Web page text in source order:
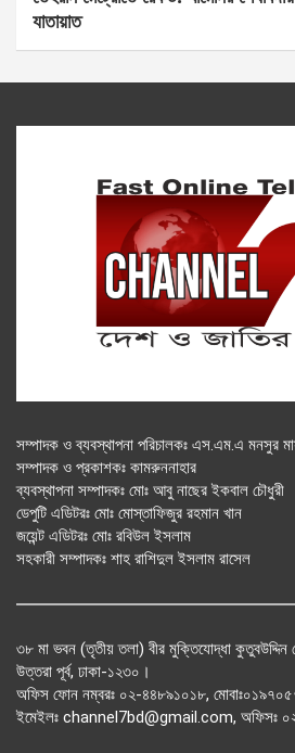
যাতায়াত
সম্পাদক ও ব্যবস্থাপনা পরিচালকঃ এস.এম.এ মনসুর
সম্পাদক ও প্রকাশকঃ কামরুননাহার
ব্যবস্থাপনা সম্পাদকঃ মোঃ আবু নাছের ইকবাল চৌধুরী
ডেপুটি এডিটরঃ মোঃ মোস্তাফিজুর রহমান খান
জয়েন্ট এডিটরঃ মোঃ রবিউল ইসলাম
সহকারী সম্পাদকঃ শাহ রাশিদুল ইসলাম রাসেল
৩৮ মা ভবন (তৃতীয় তলা) বীর মুক্তিযোদ্ধা
উত্তরা পূর্ব, ঢাকা-১২৩০।
অফিস ফোন নম্বরঃ ০২-৪৪৮৯১০১৮,
ইমেইলঃ channel7bd@gmail.com, অফিসঃ